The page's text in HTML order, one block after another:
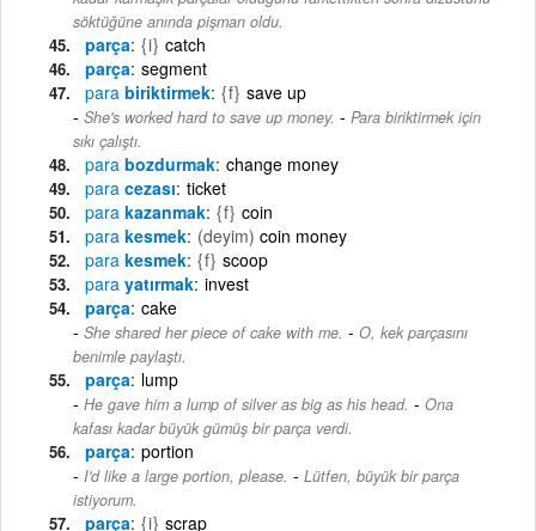
söktüğüne anında pişman oldu.
parça {i} catch
parça segment
para biriktirmek {f} save up
She's worked hard to save up money. - Para biriktirmek için
sıkı çalıştı.
para bozdurmak change money
para cezası ticket
para kazanmak {f} coin
para kesmek (deyim) coin money
para kesmek {f} scoop
para yatırmak invest
parça cake
She shared her piece of cake with me. - O, kek parçasını
benimle paylaştı.
parça lump
He gave him a lump of silver as big as his head. - Ona
kafası kadar büyük gümüş bir parça verdi.
parça portion
I'd like a large portion, please. - Lütfen, büyük bir parça
istiyorum.
parça {i} scrap